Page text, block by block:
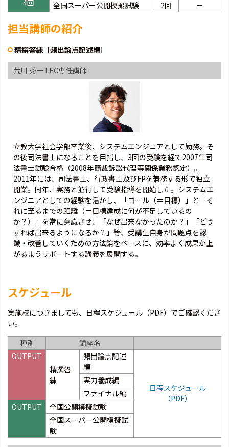
4回
全国スーパー公開模擬試験
2回 －
担当講師の紹介
精撰答練［頻出論点記述編］
荒川 秀一 LEC専任講師
立教大学社会学部卒業後、システムエンジニアとして勤務。そ
の後司法書士になることを目指し、3回の受験を経て2007年司
法書士試験合格（2008年簡裁訴訟代理等関係業務認定）。
2011年には、司法書士、行政書士及びFPを兼務する形で独立
開業。同年、実務と並行して受験指導を開始した。システムエ
ンジニアとしての経験を活かし、「ゴール（＝目標）」と「そ
れに至るまでの距離（＝目標達成に何が不足しているの
か？）」を常に意識させ、「なぜ出来なかったのか？」「どう
すれば出来るようになるか？」等、受講生自身が問題点を認
識・改善していくための方法論をベースに、効率よく成果が上
がるようサポートする講義を展開する。
スケジュール
実施校につきましても、日程スケジュール（PDF）でご確認くださ
い。
種別
講座名
OUTPUT
精撰答
練
頻出論点記述
編
日程スケジュール
（PDF）
実力養成編
ファイナル編
OUTPUT
全国公開模擬試験
全国スーパー公開模擬試
験